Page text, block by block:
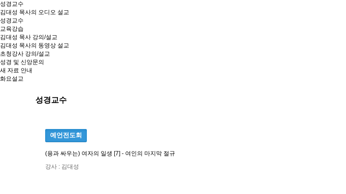
성경교수
김대성 목사의 오디오 설교
성경교수
교육강습
김대성 목사 강의/설교
김대성 목사의 동영상 설교
초청강사 강의/설교
성경 및 신앙문의
새 자료 안내
화요설교
성경교수
예언전도회
(용과 싸우는) 여자의 일생 [7] - 여인의 마지막 절규
강사 : 김대성